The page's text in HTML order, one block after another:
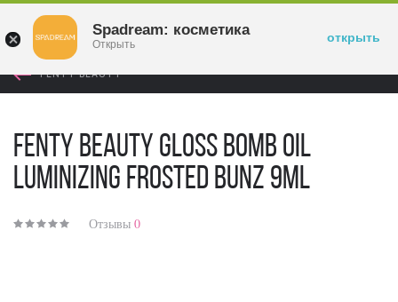
FENTY BEAUTY
Fenty Beauty Gloss Bomb Oil
Luminizing Frosted Bunz 9ml
Отзывы 0
Spadream: косметика
Открыть открыть